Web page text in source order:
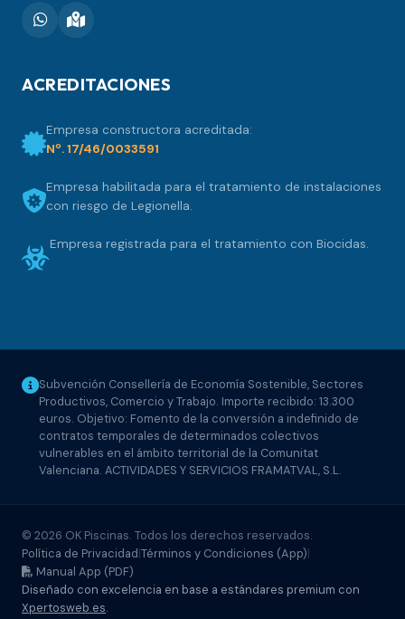
ACREDITACIONES
Empresa constructora acreditada:
Nº. 17/46/0033591
Empresa habilitada para el tratamiento de instalaciones
con riesgo de Legionella.
Empresa registrada para el tratamiento con Biocidas.
Subvención Consellería de Economía Sostenible, Sectores
Productivos, Comercio y Trabajo. Importe recibido: 13.300
euros. Objetivo: Fomento de la conversión a indefinido de
contratos temporales de determinados colectivos
vulnerables en el ámbito territorial de la Comunitat
Valenciana. ACTIVIDADES Y SERVICIOS FRAMATVAL, S.L.
© 2026 OK Piscinas. Todos los derechos reservados.
Política de Privacidad|Términos y Condiciones (App)|
Manual App (PDF)
Diseñado con excelencia en base a estándares premium con
Xpertosweb.es.